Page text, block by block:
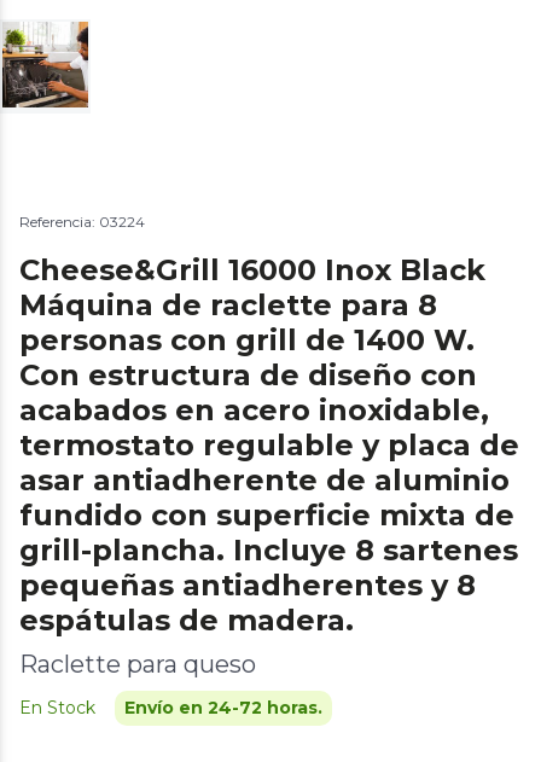
Referencia: 03224
Cheese&Grill 16000 Inox Black
Máquina de raclette para 8
personas con grill de 1400 W.
Con estructura de diseño con
acabados en acero inoxidable,
termostato regulable y placa de
asar antiadherente de aluminio
fundido con superficie mixta de
grill-plancha. Incluye 8 sartenes
pequeñas antiadherentes y 8
espátulas de madera.
Raclette para queso
En Stock Envío en 24-72 horas.